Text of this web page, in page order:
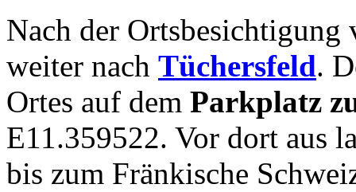
Nach der
weiter nach Tüchersfeld.
Ortes auf dem Parkplatz
E11.359522. Vor dort aus
bis zum Fränkische